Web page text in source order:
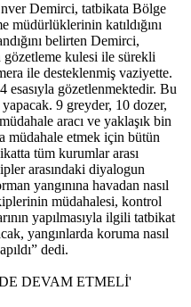
Demirci, tatbikata Bölge
katıldığını
belirten Demirci,
gözetleme kulesi ile sürekli
ile desteklenmiş vaziyette.
esasıyla gözetlenmektedir. Bu
9 greyder, 10 dozer,
aracı ve yaklaşık bin
müdahale etmek için bütün
tüm kurumlar arası
arasındaki diyalogun
yangınına havadan nasıl
müdahalesi, kontrol
yapılmasıyla ilgili tatbikat
yangınlarda koruma nasıl
dedi.
DEVAM ETMELİ'